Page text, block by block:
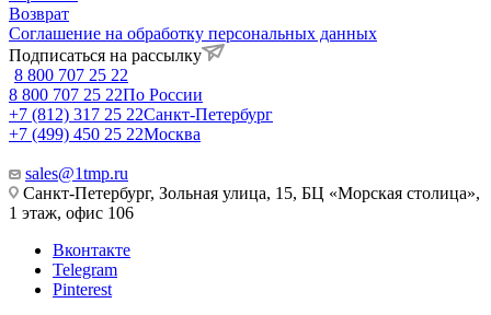
Возврат
Соглашение на обработку персональных данных
Подписаться на рассылку
8 800 707 25 22
8 800 707 25 22По России
+7 (812) 317 25 22Санкт-Петербург
+7 (499) 450 25 22Москва
sales@1tmp.ru
Санкт-Петербург, Зольная улица, 15, БЦ «Морская столица»,
1 этаж, офис 106
Вконтакте
Telegram
Pinterest